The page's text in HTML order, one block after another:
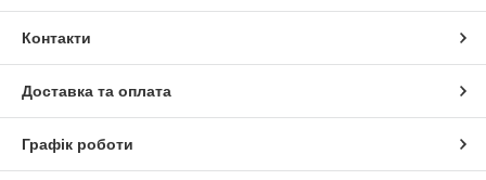
Контакти
Доставка та оплата
Графік роботи